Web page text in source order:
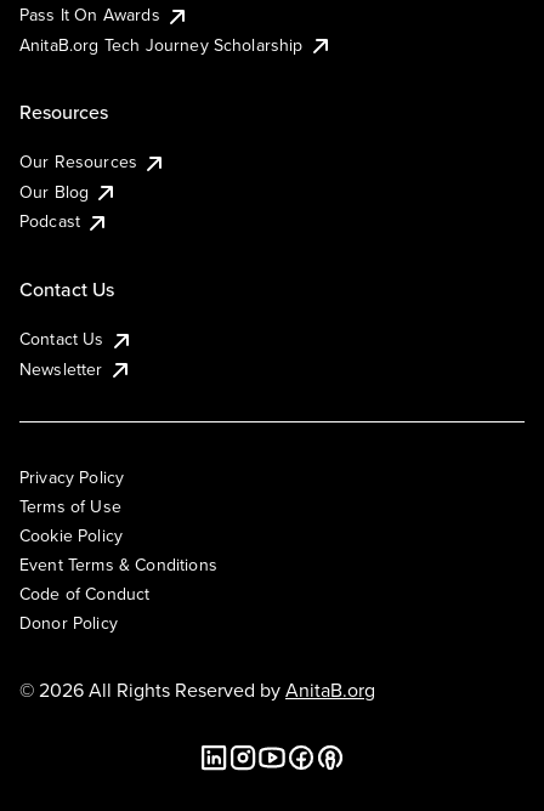
Pass It On Awards
AnitaB.org Tech Journey Scholarship
Resources
Our Resources
Our Blog
Podcast
Contact Us
Contact Us
Newsletter
Privacy Policy
Terms of Use
Cookie Policy
Event Terms & Conditions
Code of Conduct
Donor Policy
© 2026 All Rights Reserved byAnitaB.org